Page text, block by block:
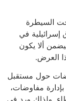
السيطرة
إسرائيلية في
ألا يكون
العرض.
حول مستقبل
مفاوضات،